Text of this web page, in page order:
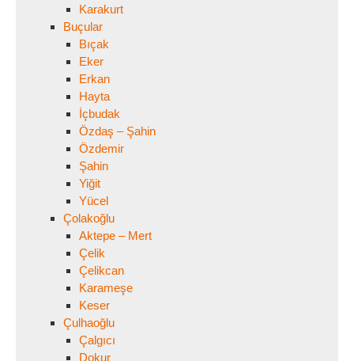
Karakurt
Buçular
Bıçak
Eker
Erkan
Hayta
İçbudak
Özdaş – Şahin
Özdemir
Şahin
Yiğit
Yücel
Çolakoğlu
Aktepe – Mert
Çelik
Çelikcan
Karameşe
Keser
Çulhaoğlu
Çalgıcı
Dokur